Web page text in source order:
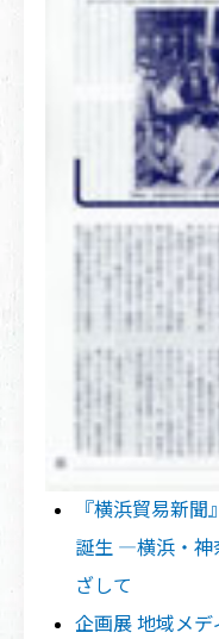
『横浜貿易新
誕生 ―横浜・神
ざして
企画展 地域メ